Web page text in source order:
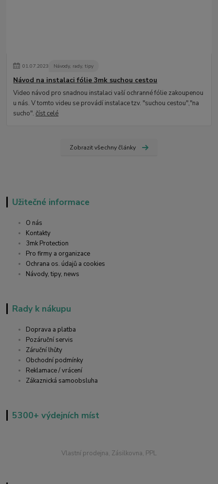
01.07.2023 Návody, rady, tipy
Návod na instalaci fólie 3mk suchou cestou
Video návod pro snadnou instalaci vaší ochranné fólie zakoupenou
u nás. V tomto videu se provádí instalace tzv. "suchou cestou","na
sucho".číst celé
Zobrazit všechny články
Užitečné informace
O nás
Kontakty
3mk Protection
Pro firmy a organizace
Ochrana os. údajů a cookies
Návody, tipy, news
Rady k nákupu
Doprava a platba
Pozáruční servis
Záruční lhůty
Obchodní podmínky
Reklamace / vrácení
Zákaznická samoobsluha
5300+ výdejních míst
Vlastní prodejna, Zásilkovna, PPL